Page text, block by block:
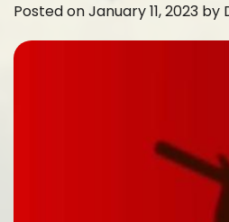
Posted onJanuary 11, 2023 by